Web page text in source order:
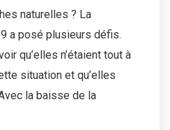
naturelles ? La
a posé plusieurs défis.
qu’elles n’étaient tout à
situation et qu’elles
la baisse de la